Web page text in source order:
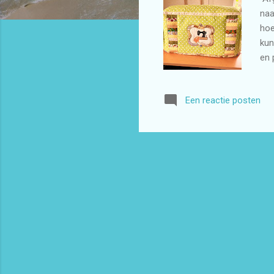
en
Een reactie posten